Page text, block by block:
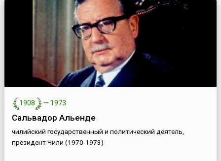
1908 — 1973
Сальвадор Альенде
чилийский государственный и политический деятель,
президент Чили (1970-1973)